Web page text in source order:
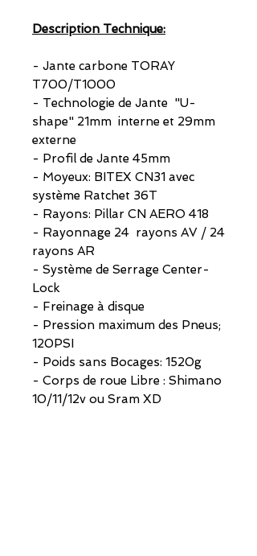
Description Technique:
- Jante carbone TORAY
T700/T1000
- Technologie de Jante "U-
shape" 21mm interne et 29mm
externe
- Profil de Jante 45mm
- Moyeux: BITEX CN31 avec
système Ratchet 36T
- Rayons: Pillar CN AERO 418
- Rayonnage 24 rayons AV / 24
rayons AR
- Système de Serrage Center-
Lock
- Freinage à disque
- Pression maximum des Pneus;
120PSI
- Poids sans Bocages: 1520g
- Corps de roue Libre : Shimano
10/11/12v ou Sram XD